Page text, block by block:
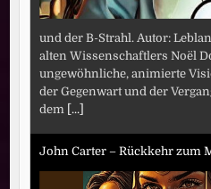
und der B-Strahl. Autor:
alten Wissenschaftlers Noël
ungewöhnliche, animierte
der Gegenwart und der
dem [...]
John Carter – Rückkehr zum